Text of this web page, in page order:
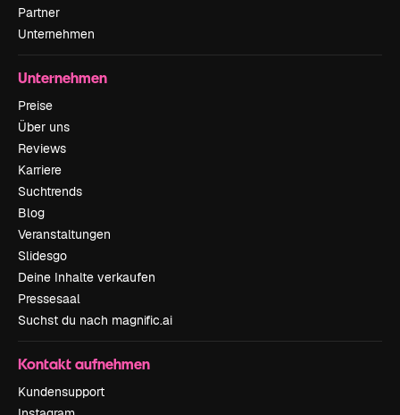
Partner
Unternehmen
Unternehmen
Preise
Über uns
Reviews
Karriere
Suchtrends
Blog
Veranstaltungen
Slidesgo
Deine Inhalte verkaufen
Pressesaal
Suchst du nach magnific.ai
Kontakt aufnehmen
Kundensupport